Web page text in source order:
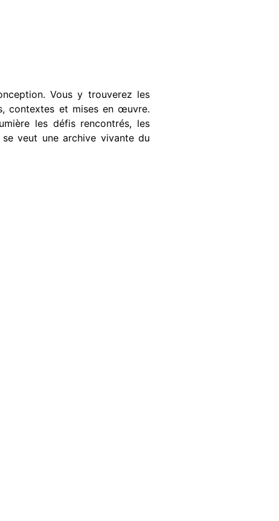
Vous y trouverez les
contextes et mises en œuvre.
les défis rencontrés, les
veut une archive vivante du